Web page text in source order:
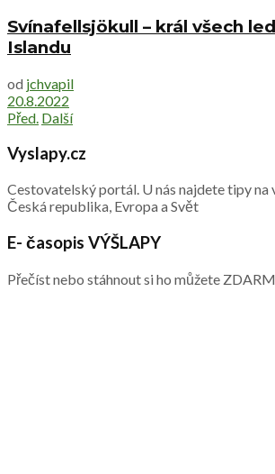
Svínafellsjökull – král všech
Islandu
od jchvapil
20.8.2022
Před. Další
Vyslapy.cz
Cestovatelský portál. U nás najdete tipy na
Česká republika, Evropa a Svět
E- časopis VÝŠLAPY
Přečíst nebo stáhnout si ho můžete